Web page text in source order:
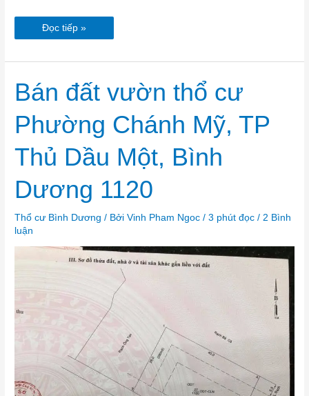
Đọc tiếp »
Bán đất vườn thổ cư
Phường Chánh Mỹ, TP
Thủ Dầu Một, Bình
Dương 1120
Thổ cư Bình Dương / BởiVinh Pham Ngoc/3 phút đọc / 2 Bình
luận
đất
vườn
Phường
Chánh
TP
Thủ
Bình
Dương